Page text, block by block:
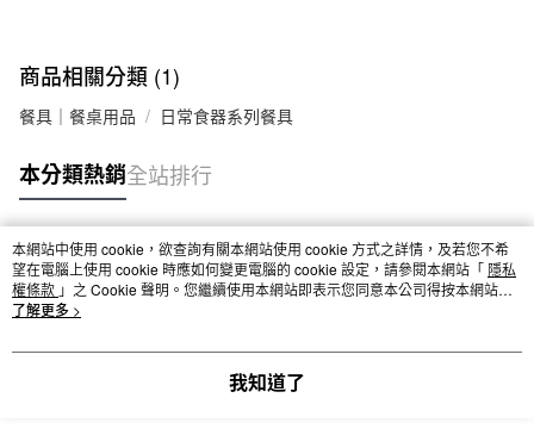
宅配
每筆NT$150，滿NT$2,000(含以上)免運費
無印良品門市自取
免運費
商品相關分類 (1)
餐具｜餐桌用品 日常食器系列餐具
本分類熱銷全站排行
熱門標籤
本網站中使用 cookie，欲查詢有關本網站使用 cookie 方式之詳情，及若您不希
望在電腦上使用 cookie 時應如何變更電腦的 cookie 設定，請參閱本網站「 隱私
權條款 」之 Cookie 聲明。您繼續使用本網站即表示您同意本公司得按本網站使
用條款之 Cookie 聲明使用 cookie。
了解更多 >
我知道了